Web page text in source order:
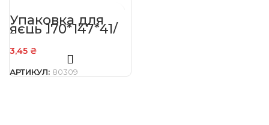
Упаковка для
яєць 170*147*41/
20 гнізд для
перепелиних
яєць полімерна
3,45 ₴
АРТИКУЛ: 80309